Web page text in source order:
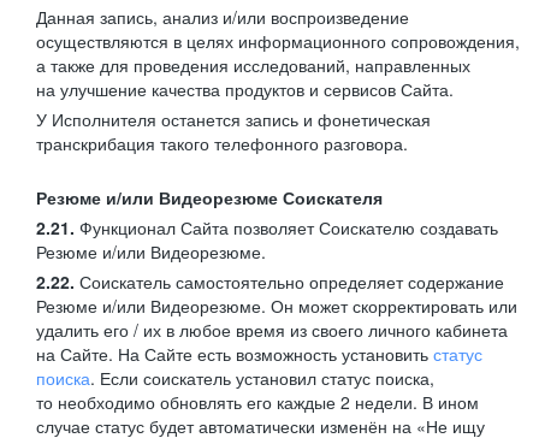
Данная запись, анализ и/или воспроизведение
осуществляются в целях информационного сопровождения,
а также для проведения исследований, направленных
на улучшение качества продуктов и сервисов Сайта.
У Исполнителя останется запись и фонетическая
транскрибация такого телефонного разговора.
Резюме и/или Видеорезюме Соискателя
2.21. Функционал Сайта позволяет Соискателю создавать
Резюме и/или Видеорезюме.
2.22. Соискатель самостоятельно определяет содержание
Резюме и/или Видеорезюме. Он может скорректировать или
удалить его / их в любое время из своего личного кабинета
на Сайте. На Сайте есть возможность установить статус
поиска. Если соискатель установил статус поиска,
то необходимо обновлять его каждые 2 недели. В ином
случае статус будет автоматически изменён на «Не ищу